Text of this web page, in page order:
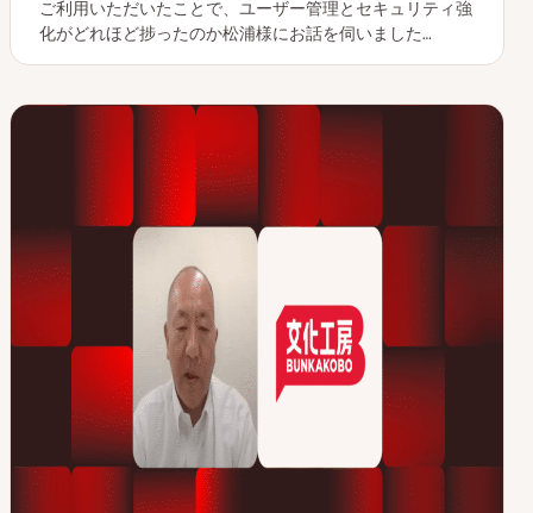
ご利用いただいたことで、ユーザー管理とセキュリティ強
化がどれほど捗ったのか松浦様にお話を伺いました…